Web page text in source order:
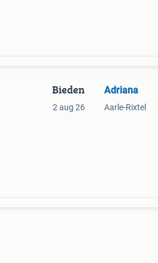
Bieden
2 aug 26
Adriana
Aarle-Rixtel